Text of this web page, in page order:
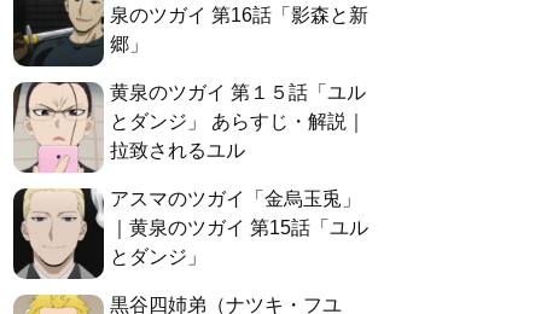
泉のツガイ 第16話「影森と新
郷」
黄泉のツガイ 第１５話「ユル
とダンジ」 あらすじ・解説｜
拉致されるユル
アスマのツガイ「金烏玉兎」
｜黄泉のツガイ 第15話「ユル
とダンジ」
黒谷四姉弟（ナツキ・フユ